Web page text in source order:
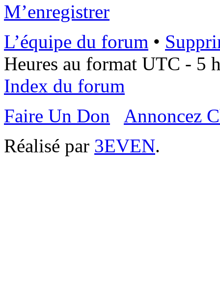
M’enregistrer
L’équipe du forum •
Heures au format UTC - 5
Index du forum
Faire Un Don
Annoncez
Réalisé par 3EVEN.